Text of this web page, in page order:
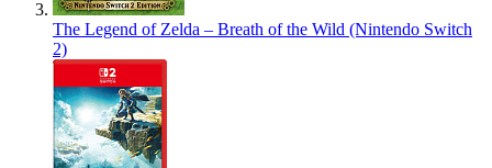
The Legend of Zelda – Breath of the Wild (Nintendo Switch
2)